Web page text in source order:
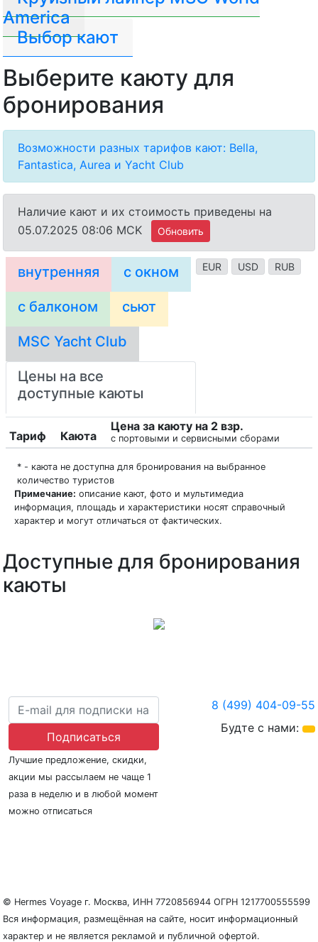
America
Выбор кают
Выберите каюту для
бронирования
Возможности разных тарифов кают: Bella,
Fantastica, Aurea и Yacht Club
Наличие кают и их стоимость приведены на
05.07.2025 08:06 MCK
Обновить
EUR USD RUB
внутренняя с окном
с балконом сьют
MSC Yacht Club
Цены на все
доступные каюты
Тариф Каюта
Цена за каюту на 2 взр.
с портовыми и сервисными сборами
* - каюта не доступна для бронирования на выбранное
количество туристов
Примечание: описание кают, фото и мультимедиа
информация, площадь и характеристики носят справочный
характер и могут отличаться от фактических.
Доступные для бронирования
каюты
© Hermes Voyage г. Москва, ИНН 7720856944 ОГРН 1217700555599
Вся информация, размещённая на сайте, носит информационный
характер и не является рекламой и публичной офертой.
Подписаться
Лучшие предложение, скидки,
акции мы рассылаем не чаще 1
раза в неделю и в любой момент
можно отписаться
8 (499) 404-09-55
Будте с нами: